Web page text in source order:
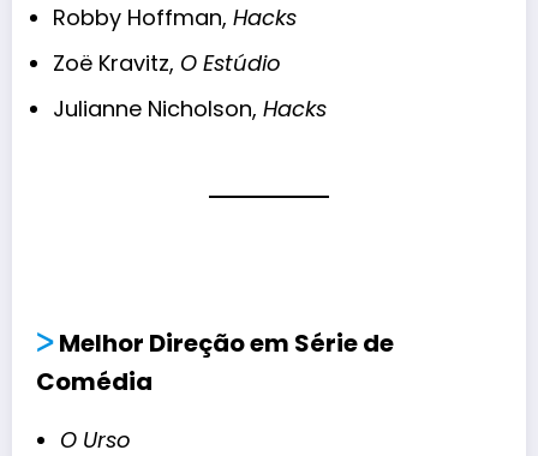
Robby Hoffman, Hacks
Zoë Kravitz, O Estúdio
Julianne Nicholson, Hacks
ᐳMelhor Direção em Série de
Comédia
O Urso